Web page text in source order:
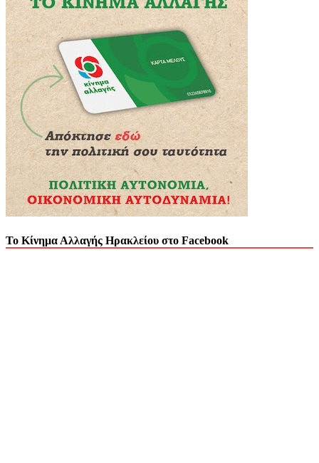
Το Κίνημα Αλλαγής Ηρακλείου στο Facebook